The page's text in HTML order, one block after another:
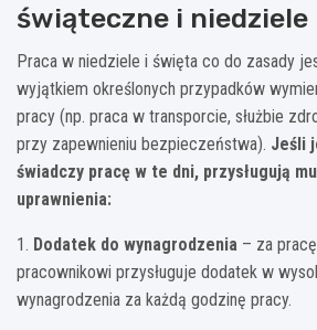
świąteczne i niedziele
Praca w niedziele i święta co do zasady
wyjątkiem określonych przypadków
pracy (np. praca w transporcie, służbie
przy zapewnieniu bezpieczeństwa). Jeśli
świadczy pracę w te dni, przysługują
uprawnienia:
1. Dodatek do wynagrodzenia – za
pracownikowi przysługuje dodatek w
wynagrodzenia za każdą godzinę pracy.